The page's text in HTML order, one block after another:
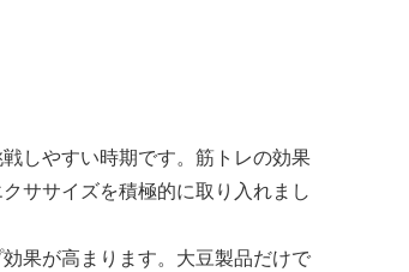
しやすい時期です。筋トレの効果
ササイズを積極的に取り入れまし
果が高まります。大豆製品だけで